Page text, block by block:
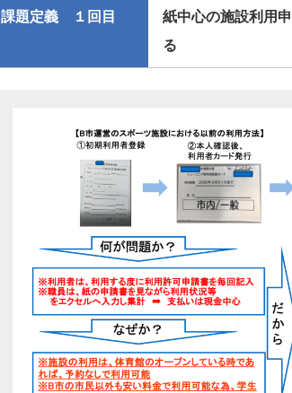
課題定義 １回目
紙中心の施設利用
る